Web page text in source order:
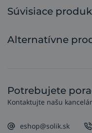
Súvisiace
Alternatívne
Potrebujete
Kontaktujte našu
eshop@solik.sk